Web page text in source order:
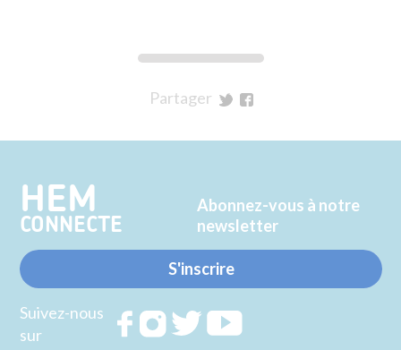
Partager
Twitter
Facebook
HEM
CONNECTE
Abonnez-vous à notre
newsletter
S'inscrire
Suivez-nous
sur
RejoignezRejoignezRejoignez